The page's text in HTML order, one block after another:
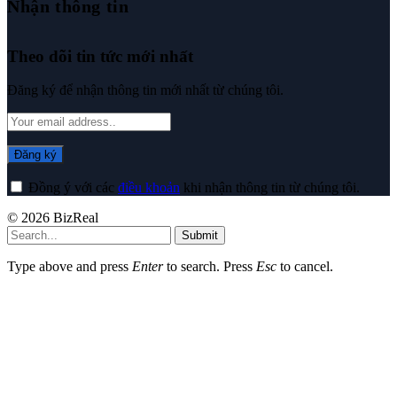
Nhận thông tin
Theo dõi tin tức mới nhất
Đăng ký để nhận thông tin mới nhất từ chúng tôi.
Đồng ý với các điều khoản khi nhận thông tin từ chúng tôi.
© 2026 BizReal
Submit
Type above and press Enterto search. Press Esc to cancel.